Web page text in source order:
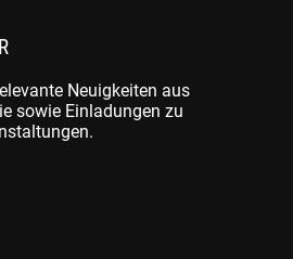
Neuigkeiten aus
sowie Einladungen zu